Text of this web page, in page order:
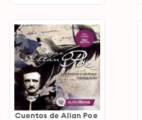
Cuentos de Allan Poe